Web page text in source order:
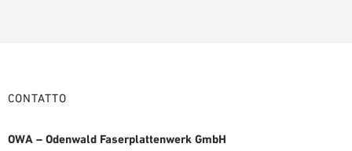
CONTATTO
OWA – Odenwald Faserplattenwerk GmbH